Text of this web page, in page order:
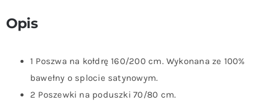
Opis
1 Poszwa na kołdrę 160/200 cm. Wykonana ze 100%
bawełny o splocie satynowym.
2 Poszewki na poduszki 70/80 cm.